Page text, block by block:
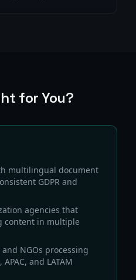
for You?
multilingual document
GDPR and
agencies that
content in multiple
NGOs processing
and LATAM